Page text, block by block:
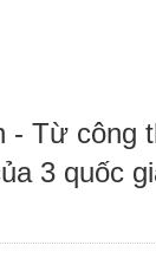
- Từ công
3 quốc